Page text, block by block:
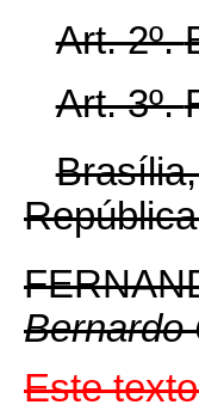
Art. 2º.
Art. 3º.
Bernardo
Este